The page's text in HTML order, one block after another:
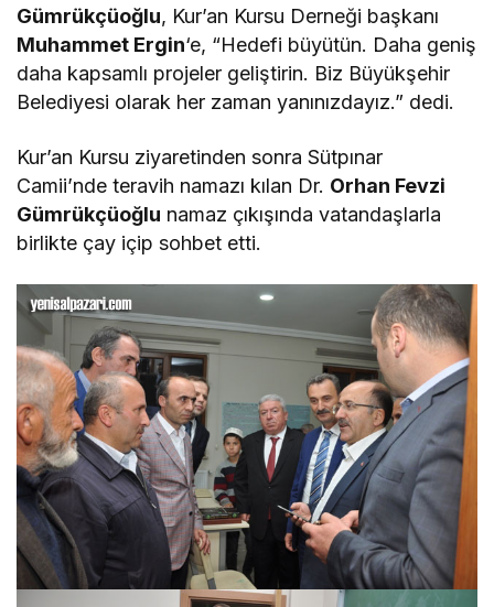
Gümrükçüoğlu, Kur’an Kursu Derneği başkanı
Muhammet Ergin‘e, “Hedefi büyütün. Daha geniş
daha kapsamlı projeler geliştirin. Biz Büyükşehir
Belediyesi olarak her zaman yanınızdayız.” dedi.
Kur’an Kursu ziyaretinden sonra Sütpınar
Camii’nde teravih namazı kılan Dr. Orhan Fevzi
Gümrükçüoğlu namaz çıkışında vatandaşlarla
birlikte çay içip sohbet etti.